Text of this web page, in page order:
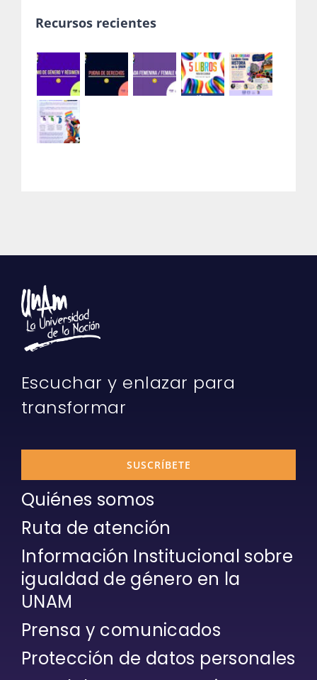
Recursos recientes
Escuchar y enlazar para
transformar
SUSCRÍBETE
Quiénes somos
Ruta de atención
Información Institucional sobre
igualdad de género en la
UNAM
Prensa y comunicados
Protección de datos personales